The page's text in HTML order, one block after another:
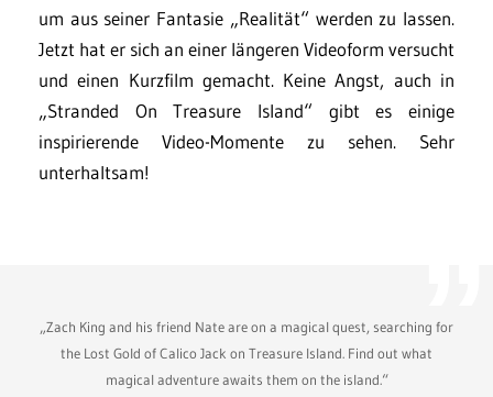
um aus seiner Fantasie „Realität“ werden zu lassen.
Jetzt hat er sich an einer längeren Videoform versucht
und einen Kurzfilm gemacht. Keine Angst, auch in
„Stranded On Treasure Island“ gibt es einige
inspirierende Video-Momente zu sehen. Sehr
unterhaltsam!
„Zach King and his friend Nate are on a magical quest, searching for
the Lost Gold of Calico Jack on Treasure Island. Find out what
magical adventure awaits them on the island.“